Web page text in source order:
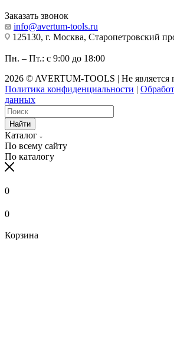
Заказать звонок
info@avertum-tools.ru
125130, г. Москва, Старопетровский
Пн. – Пт.: с 9:00 до 18:00
2026 © AVERTUM-TOOLS | Не является
Политика конфиденциальности |
данных
Найти
Каталог
По всему сайту
По каталогу
0
0
Корзина